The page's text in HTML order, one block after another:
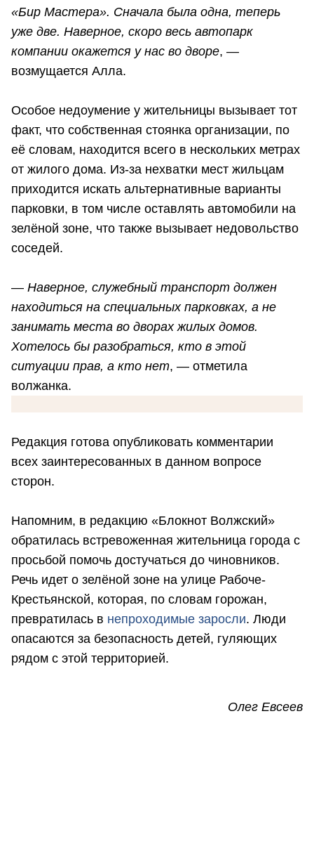
«Бир Мастера». Сначала была одна, теперь
уже две. Наверное, скоро весь автопарк
компании окажется у нас во дворе, —
возмущается Алла.
Особое недоумение у жительницы вызывает тот
факт, что собственная стоянка организации, по
её словам, находится всего в нескольких метрах
от жилого дома. Из-за нехватки мест жильцам
приходится искать альтернативные варианты
парковки, в том числе оставлять автомобили на
зелёной зоне, что также вызывает недовольство
соседей.
— Наверное, служебный транспорт должен
находиться на специальных парковках, а не
занимать места во дворах жилых домов.
Хотелось бы разобраться, кто в этой
ситуации прав, а кто нет, — отметила
волжанка.
Редакция готова опубликовать комментарии
всех заинтересованных в данном вопросе
сторон.
Напомним, в редакцию «Блокнот Волжский»
обратилась встревоженная жительница города с
просьбой помочь достучаться до чиновников.
Речь идет о зелёной зоне на улице Рабоче-
Крестьянской, которая, по словам горожан,
превратилась в непроходимые заросли. Люди
опасаются за безопасность детей, гуляющих
рядом с этой территорией.
Олег Евсеев